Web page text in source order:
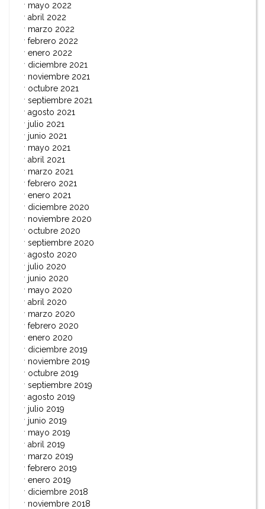
mayo 2022
abril 2022
marzo 2022
febrero 2022
enero 2022
diciembre 2021
noviembre 2021
octubre 2021
septiembre 2021
agosto 2021
julio 2021
junio 2021
mayo 2021
abril 2021
marzo 2021
febrero 2021
enero 2021
diciembre 2020
noviembre 2020
octubre 2020
septiembre 2020
agosto 2020
julio 2020
junio 2020
mayo 2020
abril 2020
marzo 2020
febrero 2020
enero 2020
diciembre 2019
noviembre 2019
octubre 2019
septiembre 2019
agosto 2019
julio 2019
junio 2019
mayo 2019
abril 2019
marzo 2019
febrero 2019
enero 2019
diciembre 2018
noviembre 2018